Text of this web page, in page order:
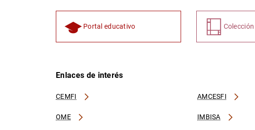
Portal educativo
Enlaces de interés
CEMFI AMCESFI
OME IMBISA